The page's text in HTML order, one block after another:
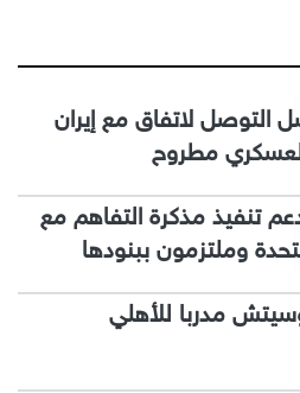
التوصل لاتفاق مع إيران
العسكري مطروح
تنفيذ مذكرة التفاهم مع
وملتزمون ببنودها
مدربا للأهلي